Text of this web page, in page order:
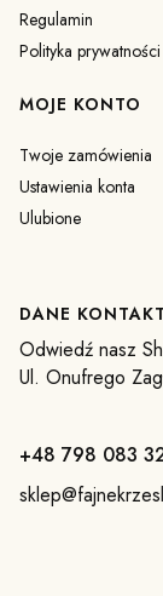
Regulamin
Polityka prywatności
MOJE KONTO
Twoje zamówienia
Ustawienia konta
Ulubione
DANE
Odwiedź nasz
Ul. Onufrego
+48 798 083